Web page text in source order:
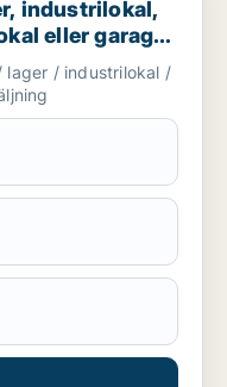
industrilokal,
eller garage
lager / industrilokal /